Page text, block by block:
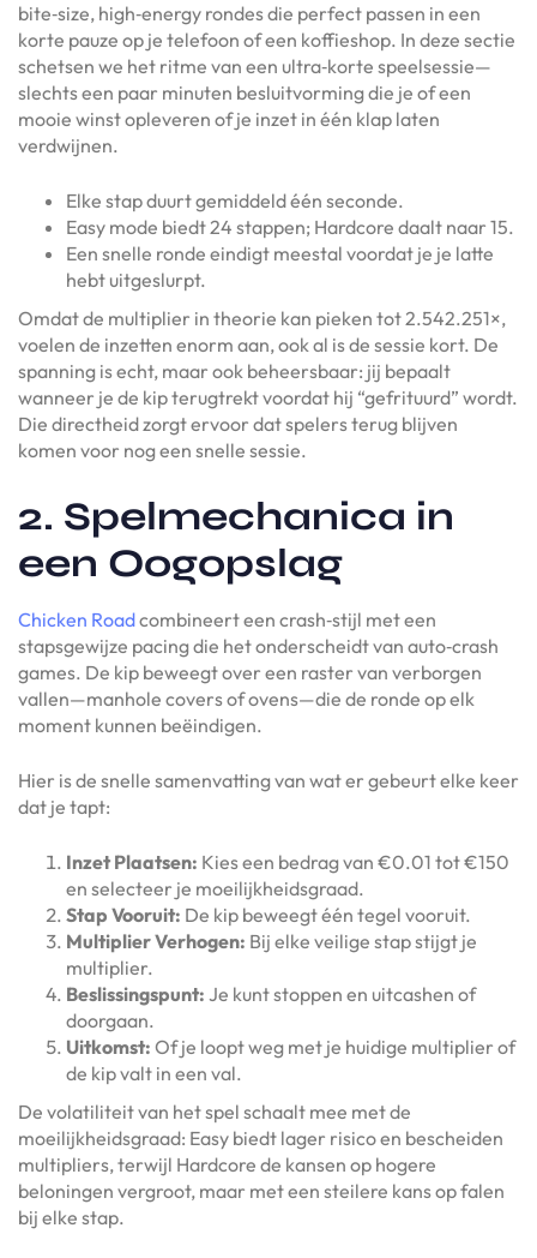
bite‑size, high‑energy rondes die perfect passen in een
korte pauze op je telefoon of een koffieshop. In deze sectie
schetsen we het ritme van een ultra‑korte speelsessie—
slechts een paar minuten besluitvorming die je of een
mooie winst opleveren of je inzet in één klap laten
verdwijnen.
Elke stap duurt gemiddeld één seconde.
Easy mode biedt 24 stappen; Hardcore daalt naar 15.
Een snelle ronde eindigt meestal voordat je je latte
hebt uitgeslurpt.
Omdat de multiplier in theorie kan pieken tot 2.542.251×,
voelen de inzetten enorm aan, ook al is de sessie kort. De
spanning is echt, maar ook beheersbaar: jij bepaalt
wanneer je de kip terugtrekt voordat hij “gefrituurd” wordt.
Die directheid zorgt ervoor dat spelers terug blijven
komen voor nog een snelle sessie.
2. Spelmechanica in
een Oogopslag
Chicken Roadcombineert een crash‑stijl met een
stapsgewijze pacing die het onderscheidt van auto‑crash
games. De kip beweegt over een raster van verborgen
vallen—manhole covers of ovens—die de ronde op elk
moment kunnen beëindigen.
Hier is de snelle samenvatting van wat er gebeurt elke keer
dat je tapt:
Inzet Plaatsen: Kies een bedrag van €0.01 tot €150
en selecteer je moeilijkheidsgraad.
Stap Vooruit: De kip beweegt één tegel vooruit.
Multiplier Verhogen: Bij elke veilige stap stijgt je
multiplier.
Beslissingspunt: Je kunt stoppen en uitcashen of
doorgaan.
Uitkomst: Of je loopt weg met je huidige multiplier of
de kip valt in een val.
De volatiliteit van het spel schaalt mee met de
moeilijkheidsgraad: Easy biedt lager risico en bescheiden
multipliers, terwijl Hardcore de kansen op hogere
beloningen vergroot, maar met een steilere kans op falen
bij elke stap.